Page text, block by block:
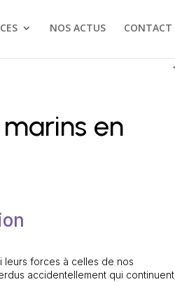
NOS ACTUS CONTACT
en
leurs forces à celles de nos
accidentellement qui continuent